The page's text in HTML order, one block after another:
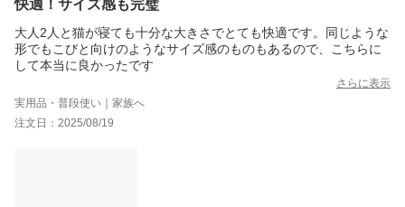
快適！サイズ感も完璧
大人2人と猫が寝ても十分な大きさでとても快適です。同じような
形でもこびと向けのようなサイズ感のものもあるので、こちらに
して本当に良かったです
さらに表示
実用品・普段使い｜家族へ
注文日：2025/08/19